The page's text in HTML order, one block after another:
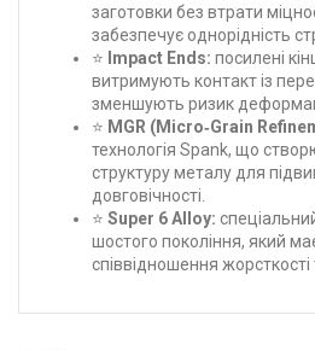
заготовки без втрати
забезпечує однорідність
⭐ Impact Ends: посилені
витримують контакт із
зменшують ризик
⭐ MGR (Micro‑Grain
технологія Spank, що
структуру металу для
довговічності.
⭐ Super 6 Alloy:
шостого покоління, який
співвідношення жорсткості